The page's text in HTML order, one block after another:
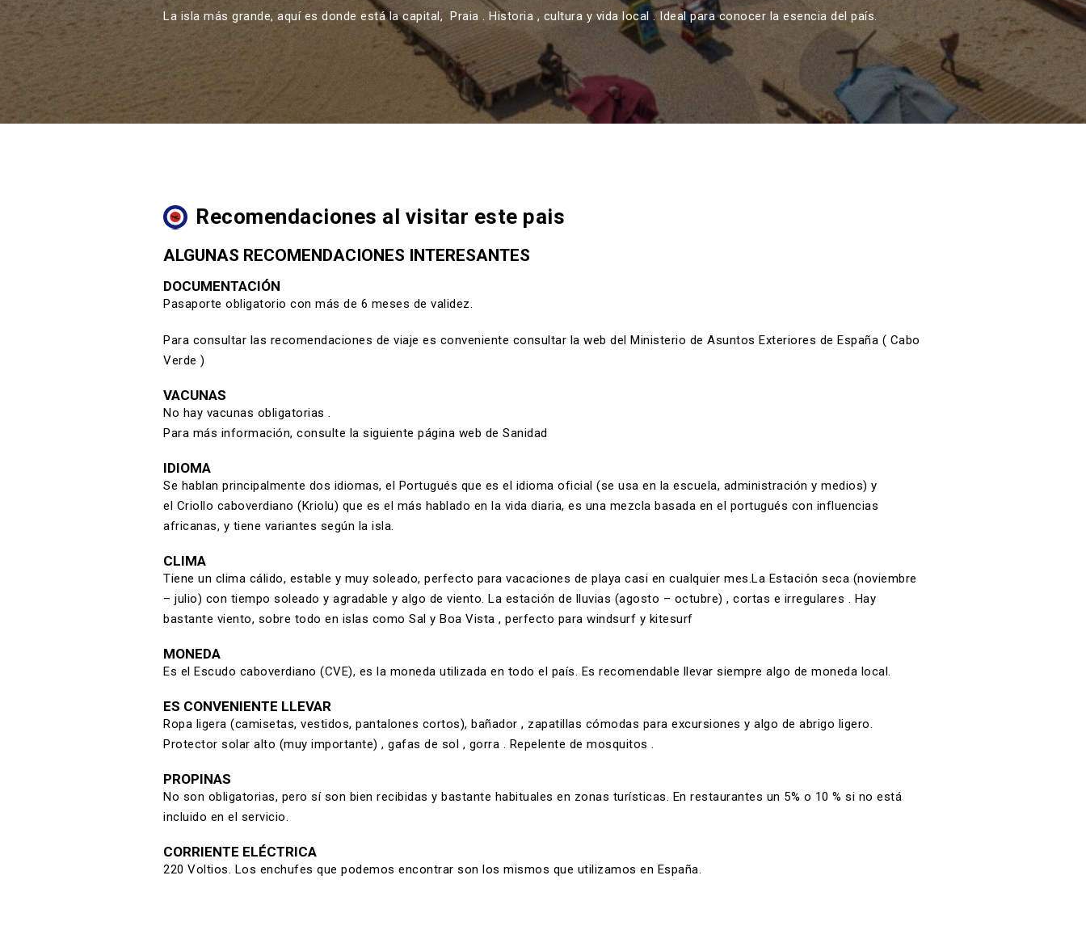
La isla más grande, aquí es donde está la capital, Praia . Historia , cultura y vida local . Ideal para conocer la esencia del país.
Recomendaciones al visitar este pais
ALGUNAS RECOMENDACIONES INTERESANTES
DOCUMENTACIÓN
Pasaporte obligatorio con más de 6 meses de validez.
Para consultar las recomendaciones de viaje es conveniente consultar la web del Ministerio de Asuntos Exteriores de España ( Cabo
Verde )
VACUNAS
No hay vacunas obligatorias .
Para más información, consulte la siguiente página web de Sanidad
IDIOMA
Se hablan principalmente dos idiomas, el Portugués que es el idioma oficial (se usa en la escuela, administración y medios) y
el Criollo caboverdiano (Kriolu) que es el más hablado en la vida diaria, es una mezcla basada en el portugués con influencias
africanas, y tiene variantes según la isla.
CLIMA
Tiene un clima cálido, estable y muy soleado, perfecto para vacaciones de playa casi en cualquier mes.La Estación seca (noviembre
– julio) con tiempo soleado y agradable y algo de viento. La estación de lluvias (agosto – octubre) , cortas e irregulares . Hay
bastante viento, sobre todo en islas como Sal y Boa Vista , perfecto para windsurf y kitesurf
MONEDA
Es el Escudo caboverdiano (CVE), es la moneda utilizada en todo el país. Es recomendable llevar siempre algo de moneda local.
ES CONVENIENTE LLEVAR
Ropa ligera (camisetas, vestidos, pantalones cortos), bañador , zapatillas cómodas para excursiones y algo de abrigo ligero.
Protector solar alto (muy importante) , gafas de sol , gorra . Repelente de mosquitos .
PROPINAS
No son obligatorias, pero sí son bien recibidas y bastante habituales en zonas turísticas. En restaurantes un 5% o 10 % si no está
incluido en el servicio.
CORRIENTE ELÉCTRICA
220 Voltios. Los enchufes que podemos encontrar son los mismos que utilizamos en España.